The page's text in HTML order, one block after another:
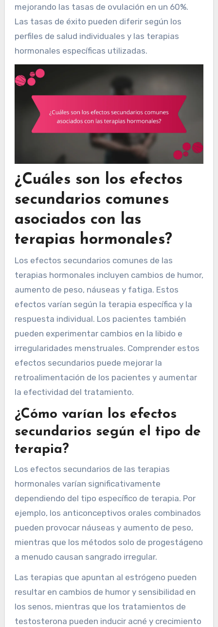
mejorando las tasas de ovulación en un 60%.
Las tasas de éxito pueden diferir según los
perfiles de salud individuales y las terapias
hormonales específicas utilizadas.
¿Cuáles son los efectos
secundarios comunes
asociados con las
terapias hormonales?
Los efectos secundarios comunes de las
terapias hormonales incluyen cambios de humor,
aumento de peso, náuseas y fatiga. Estos
efectos varían según la terapia específica y la
respuesta individual. Los pacientes también
pueden experimentar cambios en la libido e
irregularidades menstruales. Comprender estos
efectos secundarios puede mejorar la
retroalimentación de los pacientes y aumentar
la efectividad del tratamiento.
¿Cómo varían los efectos
secundarios según el tipo de
terapia?
Los efectos secundarios de las terapias
hormonales varían significativamente
dependiendo del tipo específico de terapia. Por
ejemplo, los anticonceptivos orales combinados
pueden provocar náuseas y aumento de peso,
mientras que los métodos solo de progestágeno
a menudo causan sangrado irregular.
Las terapias que apuntan al estrógeno pueden
resultar en cambios de humor y sensibilidad en
los senos, mientras que los tratamientos de
testosterona pueden inducir acné y crecimiento